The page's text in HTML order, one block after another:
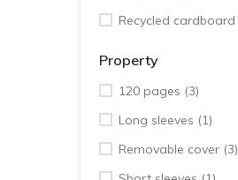
Recycled cardboard
Property
120 pages (3)
Long sleeves (1)
Removable cover (3)